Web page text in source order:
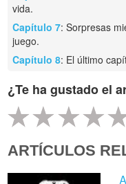
vida.
Capítulo 7: Sorpresas
juego.
Capítulo 8: El último
¿Te ha gustado el
ARTÍCULOS